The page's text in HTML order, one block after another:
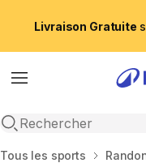
Livraison Gratuite
Menu
Recherche ouverte
Accueil
Tous les sports